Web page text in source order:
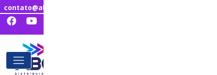
contato@abcdistribuidora.com.br